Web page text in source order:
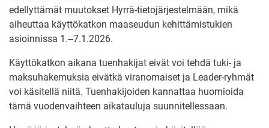
edellyttämät muutokset Hyrrä-tietojärjestelmään, mikä
aiheuttaa käyttökatkon maaseudun kehittämistukien
asioinnissa 1.‒7.1.2026.
Käyttökatkon aikana tuenhakijat eivät voi tehdä tuki- ja
maksuhakemuksia eivätkä viranomaiset ja Leader-ryhmät
voi käsitellä niitä. Tuenhakijoiden kannattaa huomioida
tämä vuodenvaihteen aikatauluja suunnitellessaan.